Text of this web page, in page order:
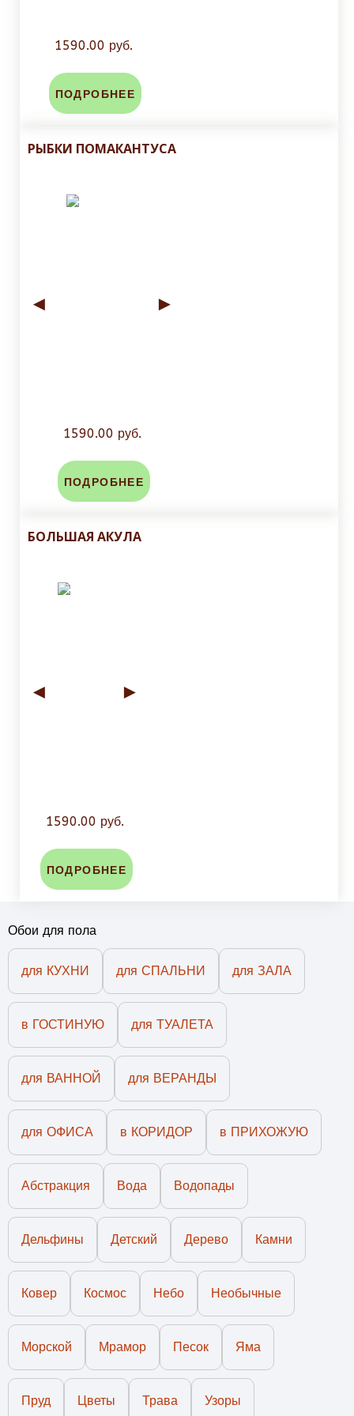
1590.00 руб.
ПОДРОБНЕЕ
РЫБКИ ПОМАКАНТУСА
◄ ►
1590.00 руб.
ПОДРОБНЕЕ
БОЛЬШАЯ АКУЛА
◄ ►
1590.00 руб.
ПОДРОБНЕЕ
Обои для пола
для КУХНИ для СПАЛЬНИ для ЗАЛА
в ГОСТИНУЮ для ТУАЛЕТА
для ВАННОЙ для ВЕРАНДЫ
для ОФИСА в КОРИДОР в ПРИХОЖУЮ
Абстракция Вода Водопады
Дельфины Детский Дерево Камни
Ковер Космос Небо Необычные
Морской Мрамор Песок Яма
Пруд Цветы Трава Узоры